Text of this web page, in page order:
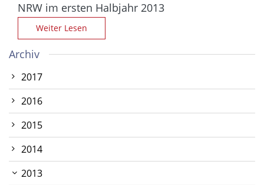
NRW im ersten Halbjahr 2013
Weiter Lesen
Archiv
2017
2016
2015
2014
2013